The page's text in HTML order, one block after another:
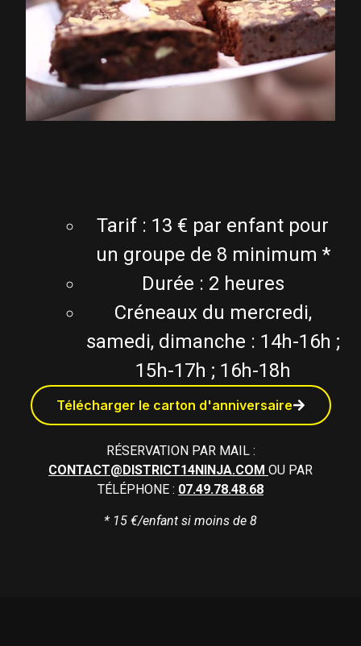
Tarif : 13 € par enfant pour
un groupe de 8 minimum *
Durée : 2 heures
Créneaux du mercredi,
samedi, dimanche : 14h-16h ;
15h-17h ; 16h-18h
Télécharger le carton d'anniversaire
RÉSERVATION PAR MAIL :
CONTACT@DISTRICT14NINJA.COM OU PAR
TÉLÉPHONE : 07.49.78.48.68
* 15 €/enfant si moins de 8